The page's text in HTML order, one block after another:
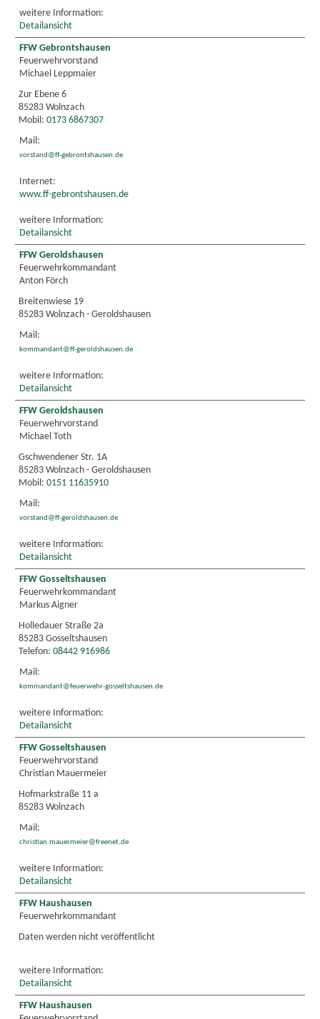
weitere Information:
Detailansicht
FFW Gebrontshausen
Feuerwehrvorstand
Michael Leppmaier
Zur Ebene 6
85283 Wolnzach
Mobil: 0173 6867307
Mail:
vorstand@ff-gebrontshausen.de
Internet:
www.ff-gebrontshausen.de
weitere Information:
Detailansicht
FFW Geroldshausen
Feuerwehrkommandant
Anton Förch
Breitenwiese 19
85283 Wolnzach - Geroldshausen
Mail:
kommandant@ff-geroldshausen.de
weitere Information:
Detailansicht
FFW Geroldshausen
Feuerwehrvorstand
Michael Toth
Gschwendener Str. 1A
85283 Wolnzach - Geroldshausen
Mobil: 0151 11635910
Mail:
vorstand@ff-geroldshausen.de
weitere Information:
Detailansicht
FFW Gosseltshausen
Feuerwehrkommandant
Markus Aigner
Holledauer Straße 2a
85283 Gosseltshausen
Telefon: 08442 916986
Mail:
kommandant@feuerwehr-gosseltshausen.de
weitere Information:
Detailansicht
FFW Gosseltshausen
Feuerwehrvorstand
Christian Mauermeier
Hofmarkstraße 11 a
85283 Wolnzach
Mail:
christian.mauermeier@freenet.de
weitere Information:
Detailansicht
FFW Haushausen
Feuerwehrkommandant
Daten werden nicht veröffentlicht
weitere Information:
Detailansicht
FFW Haushausen